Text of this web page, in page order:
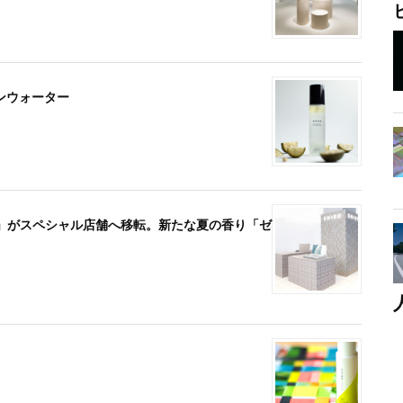
ウォーター
スペシャル店舗へ移転。新たな夏の香り「ゼ